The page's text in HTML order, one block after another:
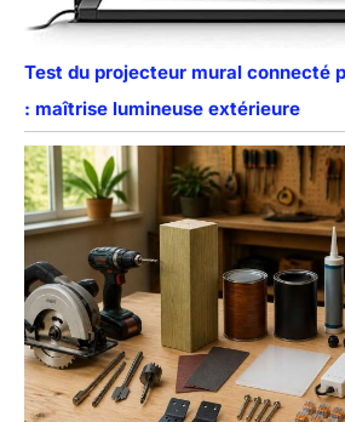
Test du projecteur mural connecté
: maîtrise lumineuse extérieure